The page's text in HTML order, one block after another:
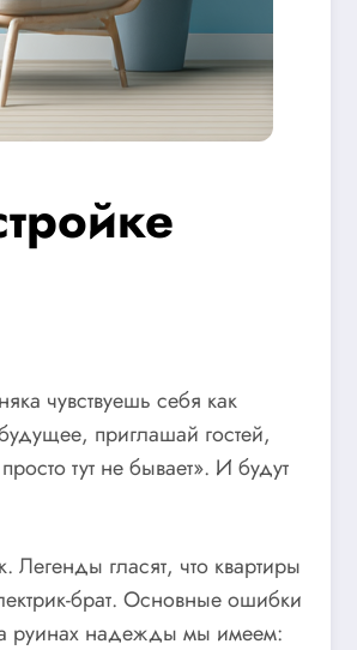
чувствуешь себя как
приглашай гостей,
тут не бывает». И будут
гласят, что квартиры
брат. Основные ошибки
руинах надежды мы имеем: